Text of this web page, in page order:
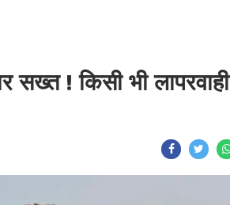
सख्त ! किसी भी लापरवाही